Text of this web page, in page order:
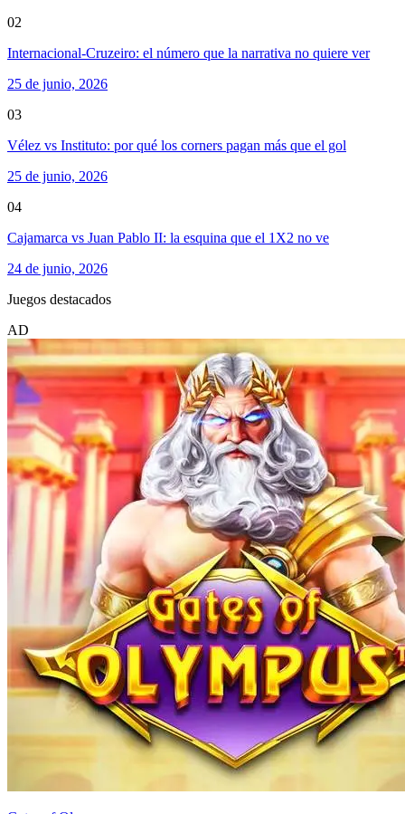
02
Internacional-Cruzeiro: el número que la narrativa no quiere ver
25 de junio, 2026
03
Vélez vs Instituto: por qué los corners pagan más que el gol
25 de junio, 2026
04
Cajamarca vs Juan Pablo II: la esquina que el 1X2 no ve
24 de junio, 2026
Juegos destacados
AD